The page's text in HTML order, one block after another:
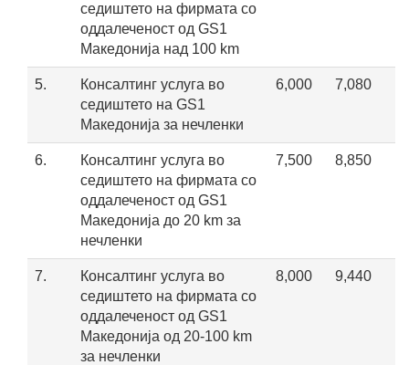
седиштето на фирмата со
оддалеченост од GS1
Maкедонија над 100 km
5.
Консалтинг услуга во
седиштето на GS1
Maкедонија за нечленки
6,000 7,080
6.
Консалтинг услуга во
седиштето на фирмата со
оддалеченост од GS1
Maкедонија до 20 km за
нечленки
7,500 8,850
7.
Консалтинг услуга во
седиштето на фирмата со
оддалеченост од GS1
Македонија од 20-100 km
за нечленки
8,000 9,440